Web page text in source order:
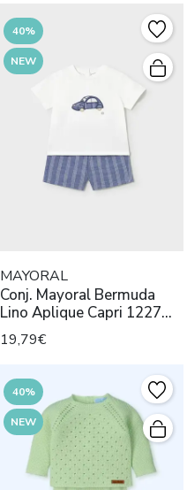
40%
NEW
MAYORAL
Conj. Mayoral Bermuda
Lino Aplique Capri 1227
Niño
19,79€
40%
NEW